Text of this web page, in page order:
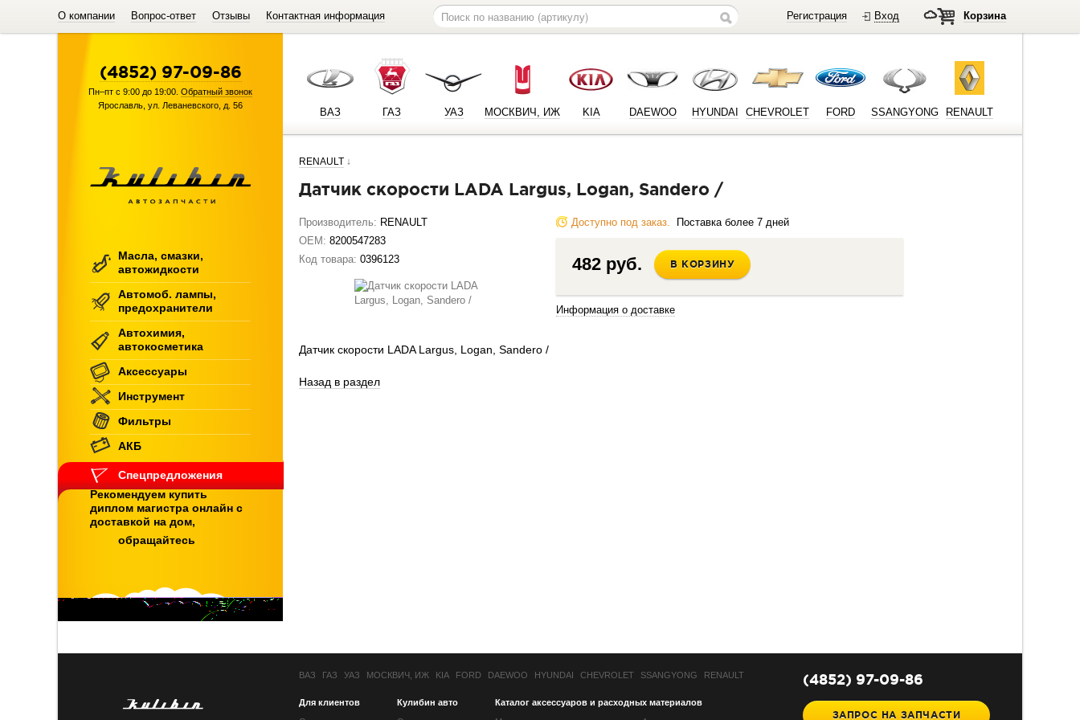
О компании Вопрос-ответ Отзывы Контактная информация Корзина
Регистрация Вход
ВАЗ ГАЗ УАЗ МОСКВИЧ, ИЖ KIA DAEWOO HYUNDAI CHEVROLET FORD SSANGYONG RENAULT
RENAULT ↓
Датчик скорости LADA Largus, Logan, Sandero /
Производитель: RENAULT
OEM: 8200547283
Код товара: 0396123
Доступно под заказ. Поставка более 7 дней
482 руб. В КОРЗИНУ
Информация о доставке
Датчик скорости LADA Largus, Logan, Sandero /
Назад в раздел
(4852) 97-09-86
Пн–пт с 9:00 до 19:00. Обратный звонок
Ярославль ул. Леваневского, д. 56
Масла, смазки,
автожидкости
Автомоб. лампы,
предохранители
Автохимия,
автокосметика
Аксессуары
Инструмент
Фильтры
АКБ
Спецпредложения
Рекомендуем купить
диплом магистра онлайн с
доставкой на дом,
обращайтесь
(4852) 97-09-86
ЗАПРОС НА ЗАПЧАСТИ
ВАЗ ГАЗ УАЗ МОСКВИЧ, ИЖ KIA FORD DAEWOO HYUNDAI CHEVROLET SSANGYONG RENAULT
Для клиентов Кулибин авто
Каталог аксессуаров и расходных материалов